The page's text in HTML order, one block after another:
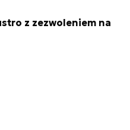
z zezwoleniem na